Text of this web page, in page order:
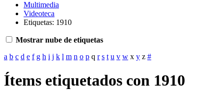
Multimedia
Videoteca
Etiquetas: 1910
Mostrar nube de etiquetas
a b c d e f g h i j k l m n o p q r s t u v w x y z #
Ítems etiquetados con 1910